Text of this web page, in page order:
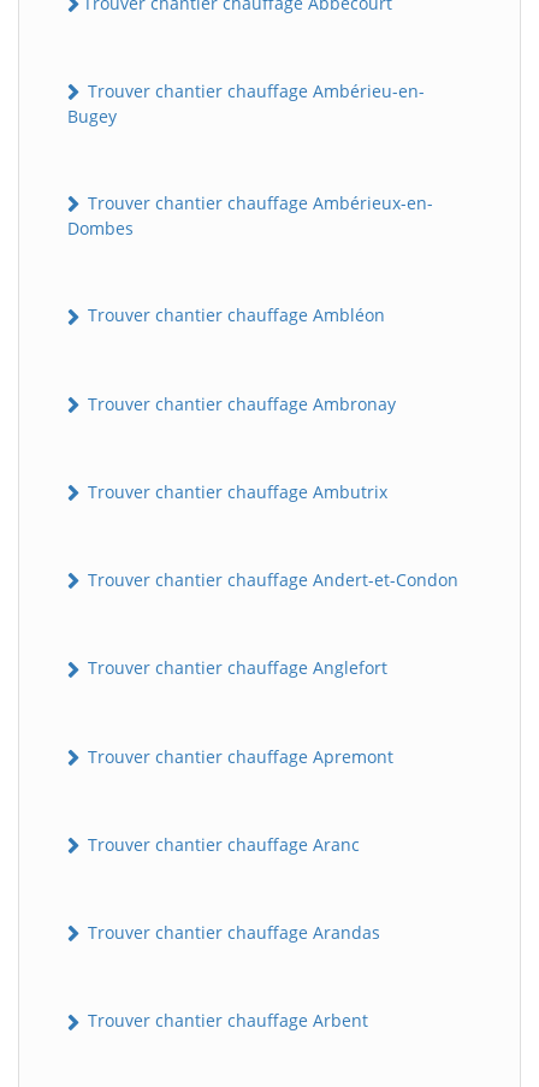
Trouver chantier chauffage Ambérieu-en-
Bugey
Trouver chantier chauffage Ambérieux-en-
Dombes
Trouver chantier chauffage Ambléon
Trouver chantier chauffage Ambronay
Trouver chantier chauffage Ambutrix
Trouver chantier chauffage Andert-et-Condon
Trouver chantier chauffage Anglefort
Trouver chantier chauffage Apremont
Trouver chantier chauffage Aranc
Trouver chantier chauffage Arandas
Trouver chantier chauffage Arbent